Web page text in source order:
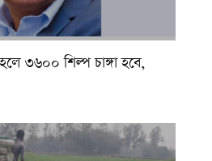
৩৬০০ শিল্প চাঙ্গা হবে,